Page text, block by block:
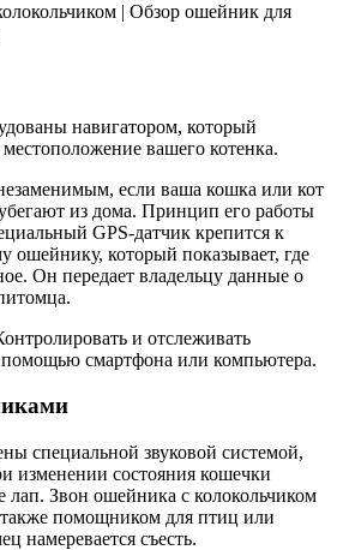
| Обзор ошейник для
навигатором, который
вашего котенка.
если ваша кошка или кот
из дома. Принцип его работы
GPS-датчик крепится к
ошейнику, который показывает, где
Он передает владельцу данные о
и отслеживать
помощью смартфона или компьютера.
специальной звуковой системой,
изменении состояния кошечки
Звон ошейника с колокольчиком
помощником для птиц или
намеревается съесть.